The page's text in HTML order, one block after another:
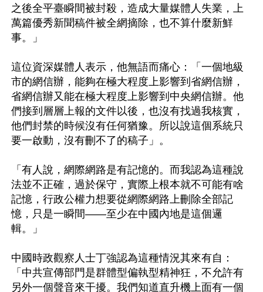
之後全平臺瞬間被封殺，造成大量媒體人失業，上
萬篇優秀新聞稿件被全網摘除，也不算什麼新鮮
事。」
這位資深媒體人表示，他無語而痛心：「一個地級
市的網信辦，能夠在極大程度上影響到省網信辦，
省網信辦又能在極大程度上影響到中央網信辦。他
們接到層層上報的文件以後，也沒有找過我核實，
他們封禁的時候沒有任何猶豫。所以說這個系統只
要一啟動，沒有刪不了的稿子」。
「有人說，網際網路是有記憶的。而我認為這種說
法並不正確，過於保守，實際上根本就不可能有啥
記憶，行政公權力想要從網際網路上刪除全部記
憶，只是一瞬間——至少在中國內地是這個邏
輯。」
中國時政觀察人士丁強認為這種情況其來有自：
「中共宣傳部門是群體型偏執型精神狂，不允許有
另外一個聲音來干擾。我們知道直升機上面有一個